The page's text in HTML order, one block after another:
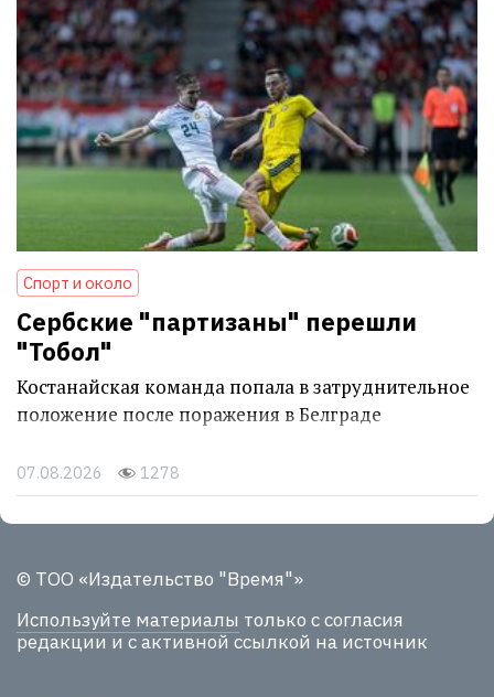
Спорт и около
Сербские "партизаны" перешли
"Тобол"
Костанайская команда попала в затруднительное
положение после поражения в Белграде
07.08.2026 1278
© ТОО «Издательство "Время"»
Используйте материалы только с согласия
редакции и с активной ссылкой на источник